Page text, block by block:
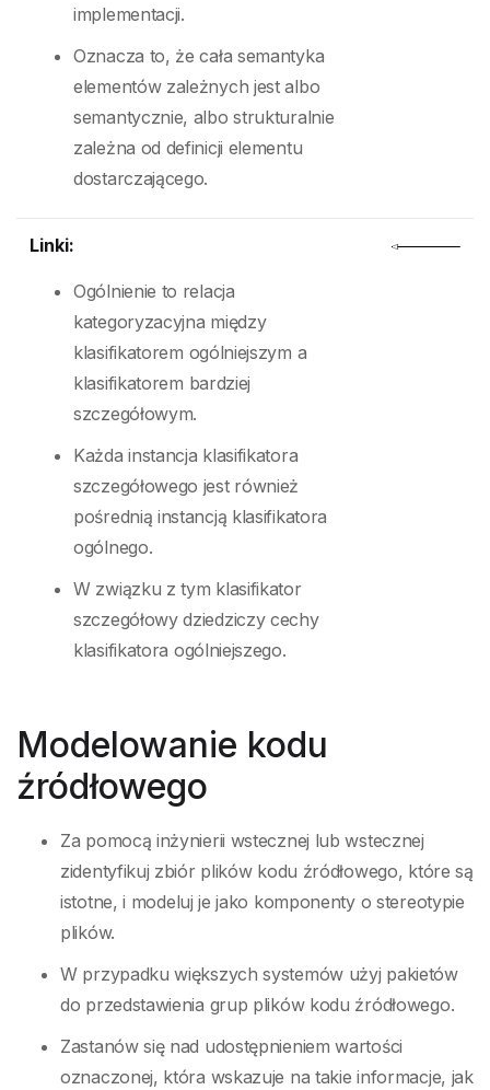
implementacji.
Oznacza to, że cała semantyka
elementów zależnych jest albo
semantycznie, albo strukturalnie
zależna od definicji elementu
dostarczającego.
Linki:
Ogólnienie to relacja
kategoryzacyjna między
klasifikatorem ogólniejszym a
klasifikatorem bardziej
szczegółowym.
Każda instancja klasifikatora
szczegółowego jest również
pośrednią instancją klasifikatora
ogólnego.
W związku z tym klasifikator
szczegółowy dziedziczy cechy
klasifikatora ogólniejszego.
Modelowanie kodu
źródłowego
Za pomocą inżynierii wstecznej lub wstecznej
zidentyfikuj zbiór plików kodu źródłowego, które są
istotne, i modeluj je jako komponenty o stereotypie
plików.
W przypadku większych systemów użyj pakietów
do przedstawienia grup plików kodu źródłowego.
Zastanów się nad udostępnieniem wartości
oznaczonej, która wskazuje na takie informacje, jak